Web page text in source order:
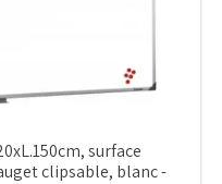
surface
clipsable, blanc -